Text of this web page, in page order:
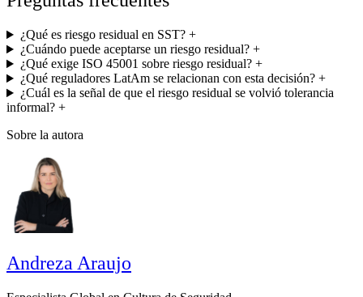
¿Qué es riesgo residual en SST?+
¿Cuándo puede aceptarse un riesgo residual?+
¿Qué exige ISO 45001 sobre riesgo residual?+
¿Qué reguladores LatAm se relacionan con esta decisión?+
¿Cuál es la señal de que el riesgo residual se volvió tolerancia
informal? +
Sobre la autora
Andreza Araujo